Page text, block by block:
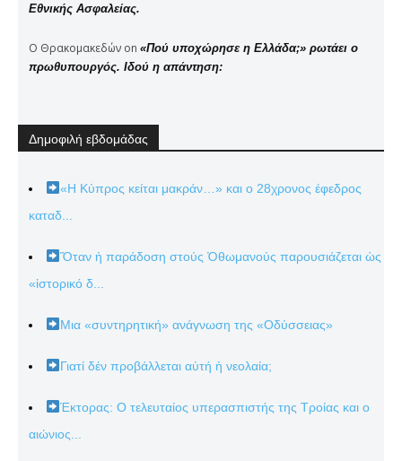
Εθνικής Ασφαλείας.
Ο Θρακομακεδών on «Πού υποχώρησε η Ελλάδα;» ρωτάει ο
πρωθυπουργός. Ιδού η απάντηση:
Δημοφιλή εβδομάδας
«Η Κύπρος κείται μακράν…» και ο 28χρονος έφεδρος
καταδ...
Ὅταν ἡ παράδοση στούς Ὀθωμανούς παρουσιάζεται ὡς
«ἱστορικό δ...
Μια «συντηρητική» ανάγνωση της «Οδύσσειας»
Γιατί δέν προβάλλεται αὐτή ἡ νεολαία;
Έκτορας: Ο τελευταίος υπερασπιστής της Τροίας και ο
αιώνιος...